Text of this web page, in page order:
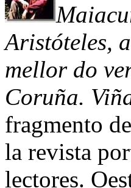
Aristóteles,
mellor do
Coruña.
fragmento
la revista
lectores.